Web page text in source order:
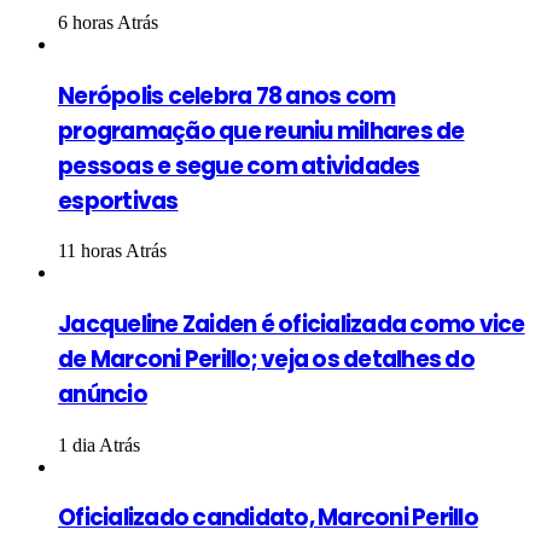
6 horas Atrás
Nerópolis celebra 78 anos com
programação que reuniu milhares de
pessoas e segue com atividades
esportivas
11 horas Atrás
Jacqueline Zaiden é oficializada como vice
de Marconi Perillo; veja os detalhes do
anúncio
1 dia Atrás
Oficializado candidato, Marconi Perillo